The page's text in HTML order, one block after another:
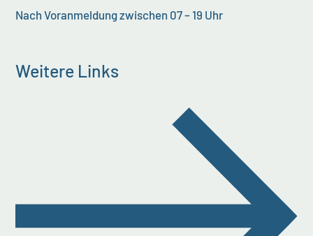
Nach Voranmeldung zwischen 07 – 19 Uhr
Weitere Links